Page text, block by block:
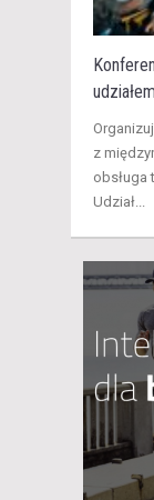
z
obsługa
Udział...